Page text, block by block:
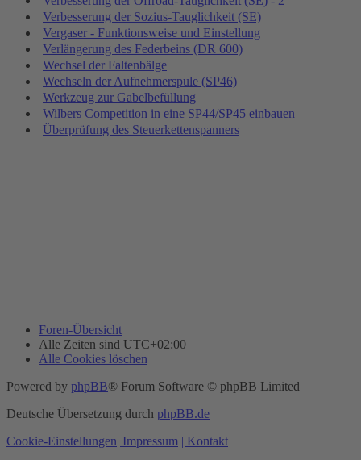
Verbesserung der Sozius-Tauglichkeit (SE)
Vergaser - Funktionsweise und Einstellung
Verlängerung des Federbeins (DR 600)
Wechsel der Faltenbälge
Wechseln der Aufnehmerspule (SP46)
Werkzeug zur Gabelbefüllung
Wilbers Competition in eine SP44/SP45 einbauen
Überprüfung des Steuerkettenspanners
Foren-Übersicht
Alle Zeiten sind UTC+02:00
Alle Cookies löschen
Powered by phpBB® Forum Software © phpBB Limited
Deutsche Übersetzung durch phpBB.de
Cookie-Einstellungen| Impressum | Kontakt